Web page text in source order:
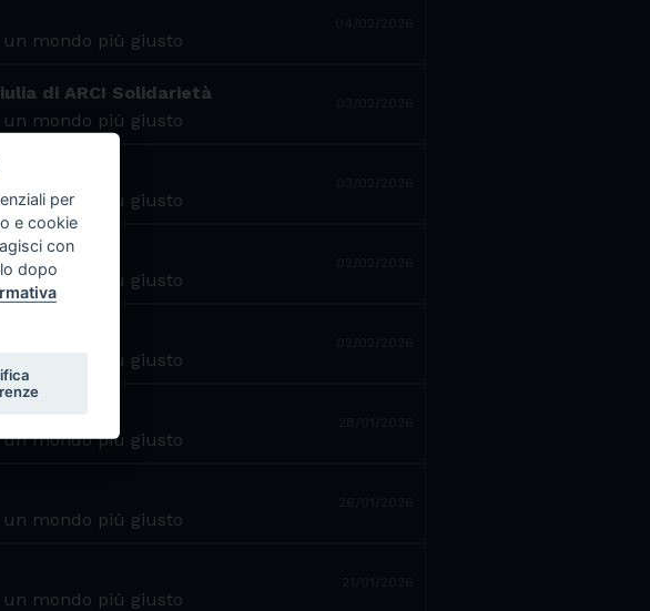
mondo più giusto
di ARCI Solidarietà
mondo più giusto
mondo più giusto
mondo più giusto
mondo più giusto
mondo più giusto
mondo più giusto
mondo più giusto
per
e cookie
con
dopo